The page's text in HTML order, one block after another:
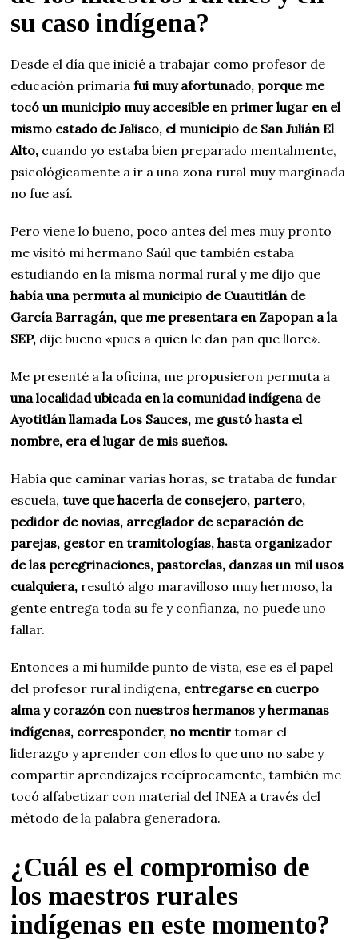
su caso indígena?
Desde el día que inicié a trabajar como profesor de
educación primariafui muy afortunado, porque me
tocó un municipio muy accesible en primer lugar en el
mismo estado de Jalisco, el municipio de San Julián El
Alto, cuando yo estaba bien preparado mentalmente,
psicológicamente a ir a una zona rural muy marginada
no fue así.
Pero viene lo bueno, poco antes del mes muy pronto
me visitó mi hermano Saúl que también estaba
estudiando en la misma normal rural y me dijo que
había una permuta al municipio de Cuautitlán de
García Barragán, que me presentara en Zapopan a la
SEP, dije bueno «pues a quien le dan pan que llore».
Me presenté a la oficina, me propusieron permuta a
una localidad ubicada en la comunidad indígena de
Ayotitlán llamada Los Sauces, me gustó hasta el
nombre, era el lugar de mis sueños.
Había que caminar varias horas, se trataba de fundar
escuela,tuve que hacerla de consejero, partero,
pedidor de novias, arreglador de separación de
parejas, gestor en tramitologías, hasta organizador
de las peregrinaciones, pastorelas, danzas un mil usos
cualquiera, resultó algo maravilloso muy hermoso, la
gente entrega toda su fe y confianza, no puede uno
fallar.
Entonces a mi humilde punto de vista, ese es el papel
del profesor rural indígena, entregarse en cuerpo
alma y corazón con nuestros hermanos y hermanas
indígenas, corresponder, no mentirtomar el
liderazgo y aprender con ellos lo que uno no sabe y
compartir aprendizajes recíprocamente, también me
tocó alfabetizar con material del INEA a través del
método de la palabra generadora.
¿Cuál es el compromiso de
los maestros rurales
indígenas en este momento?